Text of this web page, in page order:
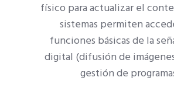
físico para actualizar el
sistemas permiten
funciones básicas de la
digital (difusión de
gestión de